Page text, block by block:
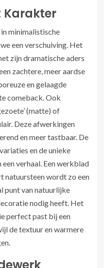
Karakter
minimalistische
een verschuiving. Het
zijn dramatische aders
zachtere, meer aardse
en gelaagde
comeback. Ook
(matte) of
Deze afwerkingen
en meer tastbaar. De
en de unieke
verhaal. Een werkblad
natuursteen wordt zo een
punt van natuurlijke
nodig heeft. Het
perfect past bij een
de textuur en warmere